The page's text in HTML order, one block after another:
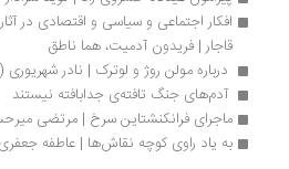
قاجار | فریدون آدمیت، هما ناطق
درباره مولن روژ و لوترک | نادر شهریوری (صدقی)
آدم‌های جنگ تافته‌ی جدابافته نیستند
ماجرای فرانکنشتاین سرخ | مرتضی میرحسینی
به یاد راوی کوچه نقاش‌ها | عاطفه جعفری